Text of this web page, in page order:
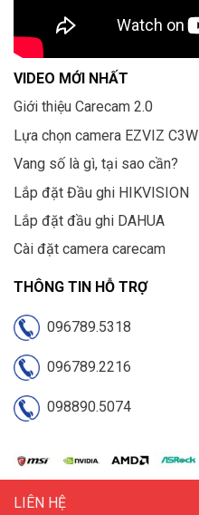
VIDEO MỚI NHẤT
Giới thiệu Carecam 2.0
Lựa chọn camera EZVIZ C3W
Vang số là gì, tại sao cần?
Lắp đặt Đầu ghi HIKVISION
Lắp đặt đầu ghi DAHUA
Cài đặt camera carecam
THÔNG TIN HỖ TRỢ
096789.5318
096789.2216
098890.5074
LIÊN HỆ